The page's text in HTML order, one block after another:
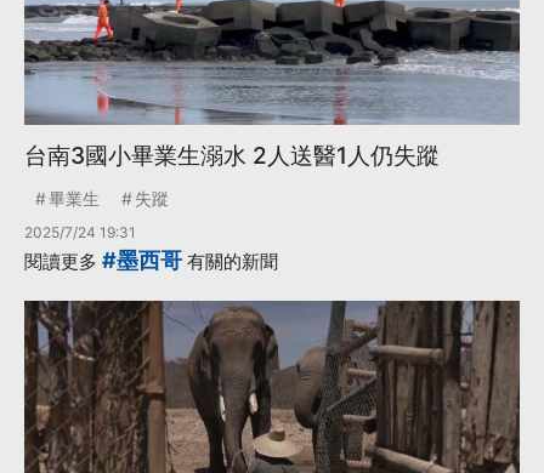
台南3國小畢業生溺水 2人送醫1人仍失蹤
畢業生 失蹤
2025/7/24 19:31
閱讀更多 #墨西哥 有關的新聞